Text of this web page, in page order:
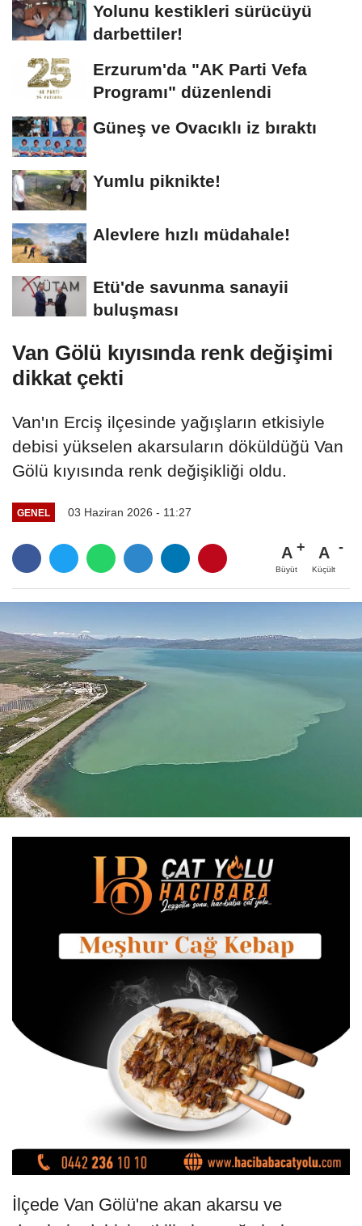
Yolunu kestikleri sürücüyü
darbettiler!
Erzurum'da "AK Parti Vefa
Programı" düzenlendi
Güneş ve Ovacıklı iz bıraktı
Yumlu piknikte!
Alevlere hızlı müdahale!
Etü'de savunma sanayii
buluşması
Van Gölü kıyısında renk değişimi
dikkat çekti
Van'ın Erciş ilçesinde yağışların etkisiyle
debisi yükselen akarsuların döküldüğü Van
Gölü kıyısında renk değişikliği oldu.
GENEL 03 Haziran 2026 - 11:27
A
Büyüt
A
Küçült
İlçede Van Gölü'ne akan akarsu ve